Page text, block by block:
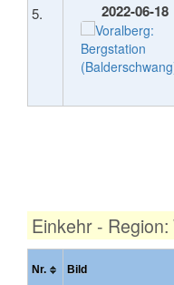
5. 2022-06-18
Einkehr -
Nr. Bild